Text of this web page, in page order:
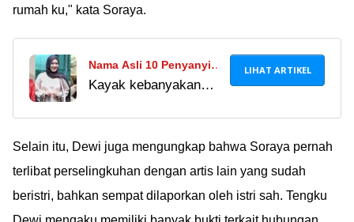
rumah ku," kata Soraya.
Nama Asli 10 Penyanyi
Dangdut yang Jarang
Kayak kebanyakan
dikenal dengan nama
panggungnya. Nama
asli mereka ternyata
LIHAT ARTIKEL
Selain itu, Dewi juga mengungkap bahwa Soraya pernah
terlibat perselingkuhan dengan artis lain yang sudah
beristri, bahkan sempat dilaporkan oleh istri sah. Tengku